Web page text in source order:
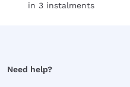
in 3 instalments
Need help?